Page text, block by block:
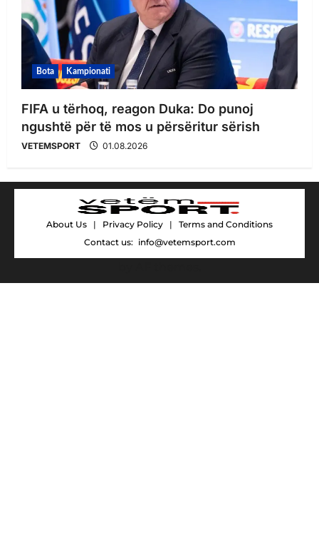
Bota Kampionati
FIFA u tërhoq, reagon Duka: Do punoj
ngushtë për të mos u përsëritur sërish
VETEMSPORT 01.08.2026
About Us | Privacy Policy |
Terms and Conditions
Contact us: info@vetemsport.com